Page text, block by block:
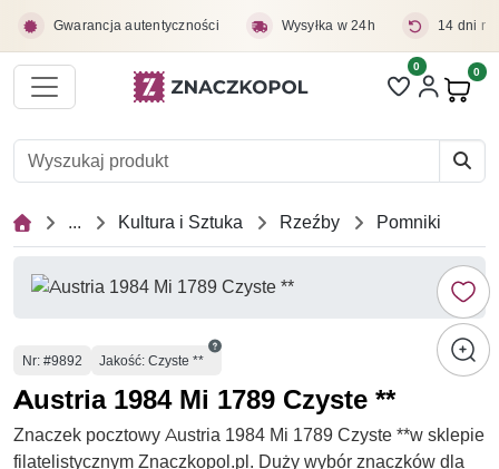
Gwarancja autentyczności Wysyłka w 24h 14 dni
Liczba pozycji
0 0
... Kultura i Sztuka Rzeźby Pomniki
Numer
Nr: #9892 Jakość: Czyste **
Austria 1984 Mi 1789 Czyste **
Znaczek pocztowy Austria 1984 Mi 1789 Czyste **w sklepie
filatelistycznym Znaczkopol.pl. Duży wybór znaczków dla